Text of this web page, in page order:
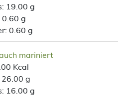
19.00 g
0.60 g
0.60 g
mariniert
Kcal
26.00 g
16.00 g